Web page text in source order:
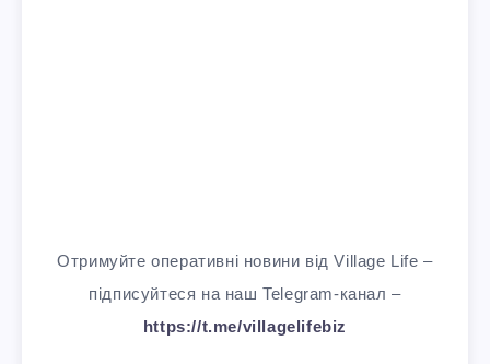
Отримуйте оперативні новини від Village Life –
підписуйтеся на наш Telegram-канал –
https://t.me/villagelifebiz